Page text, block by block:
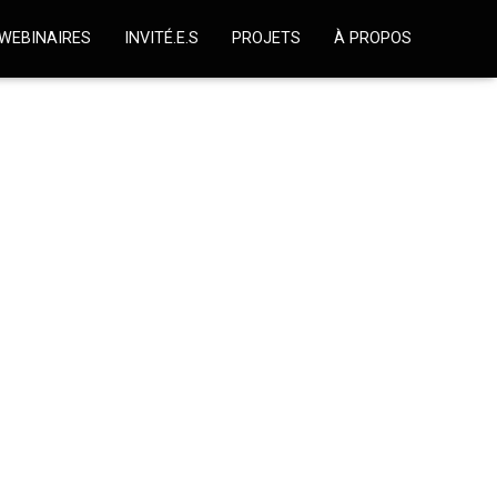
INVITÉ.E.S PROJETS À PROPOS